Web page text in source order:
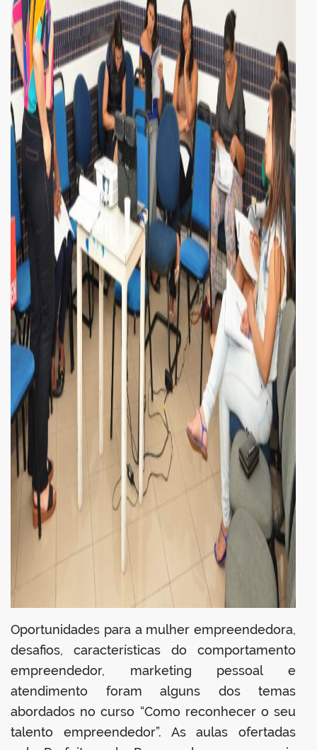
Oportunidades para a mulher empreendedora,
desafios, características do comportamento
empreendedor, marketing pessoal e
atendimento foram alguns dos temas
abordados no curso “Como reconhecer o seu
talento empreendedor”. As aulas ofertadas